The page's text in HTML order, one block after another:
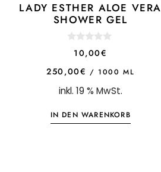
LADY ESTHER ALOE VERA
SHOWER GEL
t
f
10,00€
250,00€ / 1000 ML
inkl. 19 % MwSt.
IN DEN WARENKORB